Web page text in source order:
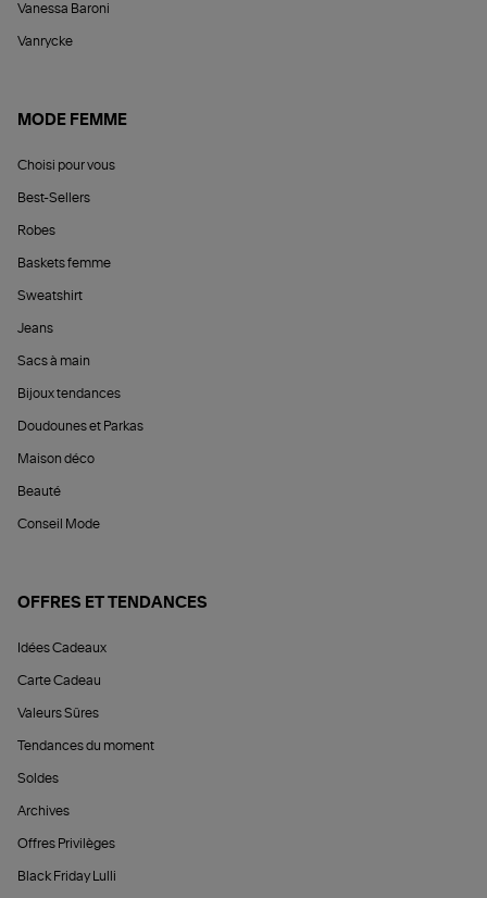
Vanessa Baroni
Vanrycke
MODE FEMME
Choisi pour vous
Best-Sellers
Robes
Baskets femme
Sweatshirt
Jeans
Sacs à main
Bijoux tendances
Doudounes et Parkas
Maison déco
Beauté
Conseil Mode
OFFRES ET TENDANCES
Idées Cadeaux
Carte Cadeau
Valeurs Sûres
Tendances du moment
Soldes
Archives
Offres Privilèges
Black Friday Lulli